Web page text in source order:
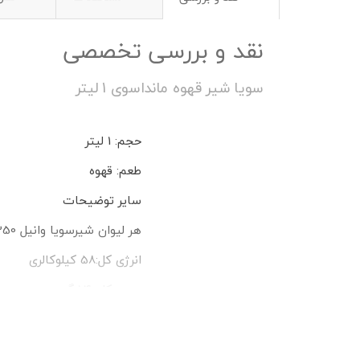
نقد و بررسی تخصصی
سویا شیر قهوه مانداسوی 1 لیتر
حجم: 1 لیتر
طعم: قهوه
سایر توضیحات
هر لیوان شیرسویا وانیل 250 میلی لیتر:
انرژی کل:58 کیلوکالری